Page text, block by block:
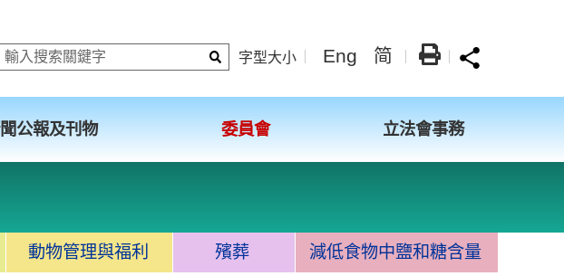
字型大小 Eng 简
公報及刊物 委員會 立法會事務
動物管理與福利 殯葬 減低食物中鹽和糖含量